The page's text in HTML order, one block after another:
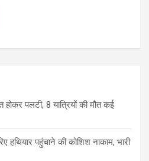
पलटी, 8 यात्रियों की मौत कई
हथियार पहुंचाने की कोशिश नाकाम, भारी